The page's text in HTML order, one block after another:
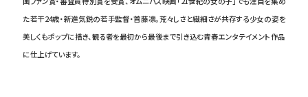
た若干24歳・新進気鋭の若手監督・首藤凛。荒々しさと繊細さが共存する少女の姿を
美しくもポップに描き、観る者を最初から最後まで引き込む青春エンタテイメント作品
に仕上げています。